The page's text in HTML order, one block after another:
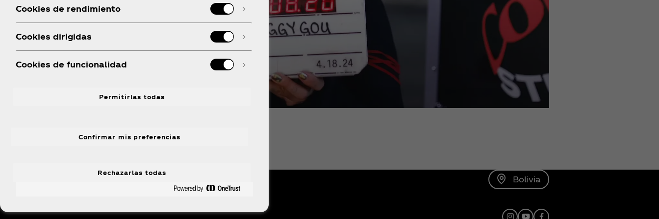
Bolivia
Cookies de rendimiento
Cookies dirigidas
Cookies de funcionalidad
Permitirlas todas
Rechazarlas todas
Confirmar mis preferencias